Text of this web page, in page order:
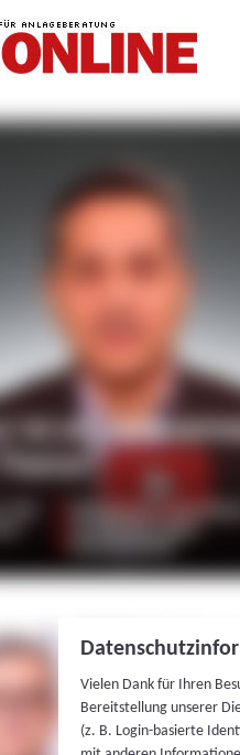
Vielen Dank für Ihren
Bereitstellung unserer
(z. B. Login-basierte